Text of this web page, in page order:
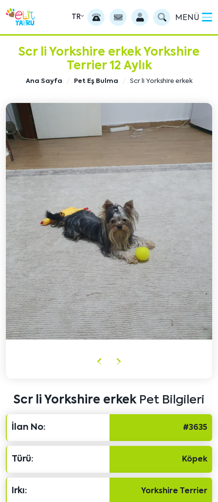
TR MENÜ
Scr li Yorkshire erkek Yorkshire
Terrier 12 Aylık
Ana Sayfa Pet Eş Bulma Scr li Yorkshire erkek
ÖncekiSonraki
Scr li Yorkshire erkekPet Bilgileri
İlan No: #3635
Türü: Köpek
Irkı: Yorkshire Terrier